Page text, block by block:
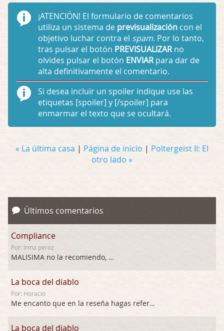
¡ATENCIÓN! El formulario de comentarios
utiliza un sistema de previsualizacióncon el
objetivo luchar contra el spam. Por lo tanto,
tras pulsar el botón PREVISUALIZARno
olvides pulsar el botón ENVIARpara dar de
alta definitivamente el comentario.
Si desea incluir un spoiler indique use las
etiquetas [spoiler] y [/spoiler] para
enmarmar el texto que se ocultará.
« La última casa | Página de inicio | Poltergeist II: El
otro lado »
Últimos comentarios
Compliance
Por: Irma perez
MALISIMA no la recomiendo, …
La boca del diablo
Por: Horacio
Me encanto que en la reseña hagas referen …
La boca del diablo